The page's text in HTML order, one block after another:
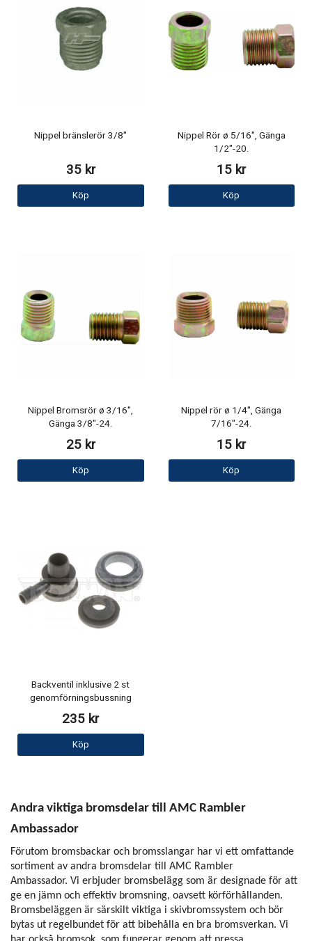
Nippel bränslerör 3/8"
35 kr
Köp
Nippel Rör ø 5/16", Gänga
1/2"-20.
15 kr
Köp
Nippel Bromsrör ø 3/16",
Gänga 3/8"-24.
25 kr
Köp
Nippel rör ø 1/4", Gänga
7/16"-24.
15 kr
Köp
Backventil inklusive 2 st
genomförningsbussning
235 kr
Köp
Andra viktiga bromsdelar till AMC Rambler
Ambassador
Förutom bromsbackar och bromsslangar har vi ett omfattande
sortiment av andra bromsdelar till AMC Rambler
Ambassador. Vi erbjuder bromsbelägg som är designade för att
ge en jämn och effektiv bromsning, oavsett körförhållanden.
Bromsbeläggen är särskilt viktiga i skivbromssystem och bör
bytas ut regelbundet för att bibehålla en bra bromsverkan. Vi